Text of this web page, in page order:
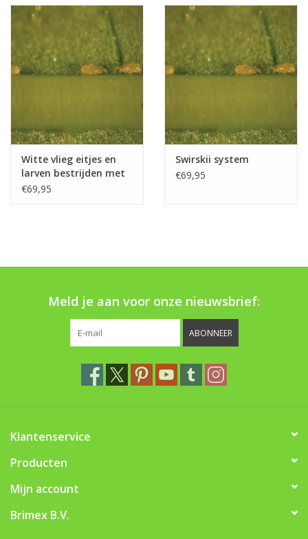
Brimex kaarten
Vallen
Onkruid & Reiniging
Zaden
Witte vlieg eitjes en
larven bestrijden met
Roofmijt Brimex
€69,95
Swirskii system
€69,95
Meld je aan voor onze nieuwsbrief:
ABONNEER
Klantenservice
Producten
Mijn account
Brimex B.V.